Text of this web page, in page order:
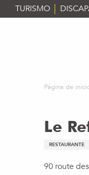
Aller
au
TURISMO
Página de
Le
RESTAURANTE
90 route